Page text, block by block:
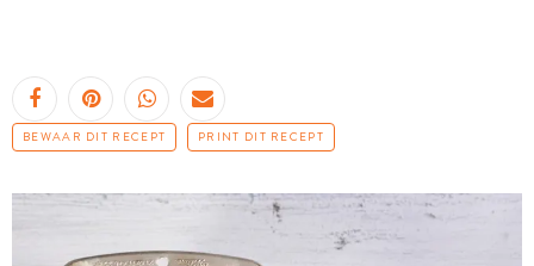
BEWAAR DIT RECEPT PRINT DIT RECEPT